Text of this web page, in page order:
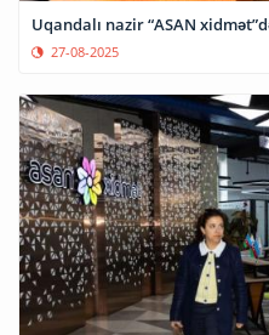
Uqandalı nazir “ASAN
27-08-2025